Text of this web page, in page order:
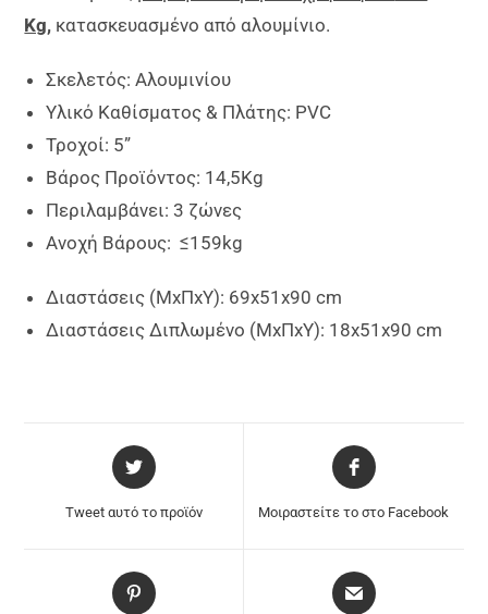
Kg, κατασκευασμένο από αλουμίνιο.
Σκελετός: Αλουμινίου
Υλικό Καθίσματος & Πλάτης: PVC
Τροχοί: 5”
Βάρος Προϊόντος: 14,5Kg
Περιλαμβάνει: 3 ζώνες
Ανοχή Βάρους: ≤159kg
Διαστάσεις (ΜxΠxΥ): 69x51x90 cm
Διαστάσεις Διπλωμένο (ΜxΠxΥ): 18x51x90 cm
Tweet αυτό το προϊόν Μοιραστείτε το στο Facebook